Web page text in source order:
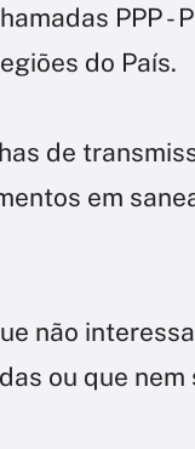
PPP -
do País.
de
em
não
ou que nem